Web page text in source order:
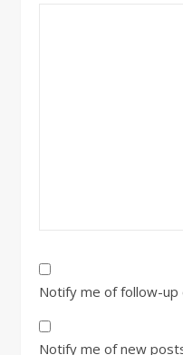
Notify me of follow-up
Notify me of new